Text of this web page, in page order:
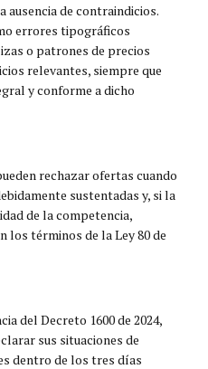
ausencia de contraindicios.
errores tipográficos
o patrones de precios
relevantes, siempre que
y conforme a dicho
rechazar ofertas cuando
sustentadas y, si la
de la competencia,
los términos de la Ley 80 de
del Decreto 1600 de 2024,
sus situaciones de
dentro de los tres días